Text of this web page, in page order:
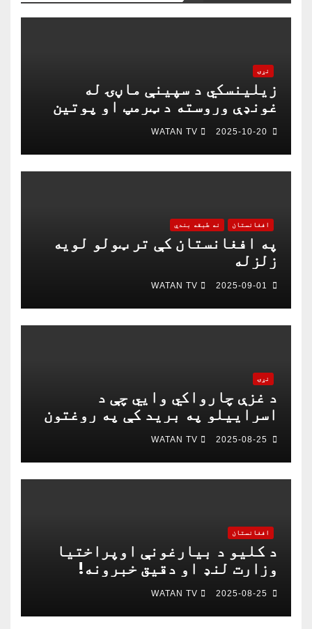
نړۍ
زیلینسکي د سپینې ماڼۍ له
غونډې وروسته د ټرمپ او پوتین
په خبرو اترو کې د ګډون لپاره
چمتو دی
2025-10-20
WATAN TV
افغانستان نه طبقه بندي
په افغانستان کې تر ټولو لویه
زلزله
2025-09-01
WATAN TV
نړۍ
د غزې چارواکي وايي چې د
اسراییلو په برید کې په روغتون
باندې د ۱۵ کسانو په ګډون څلور
خبریالان وژل شوي دي
2025-08-25
WATAN TV
افغانستان
د کلیو د بیارغونې اوپراختیا
وزارت لنډ او دقیق خبرونه!
2025-08-25
WATAN TV